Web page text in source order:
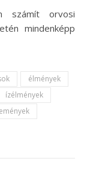
számít orvosi
mindenképp
élmények
ízélmények